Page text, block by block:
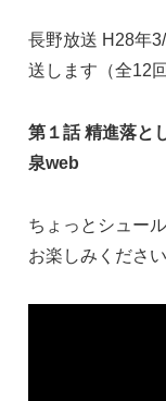
長野放送 H28年
送します（全12
第１話 精進落と
泉web
ちょっとシュー
お楽しみください